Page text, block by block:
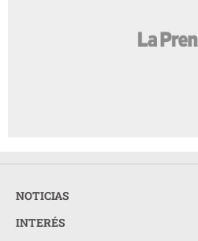
NOTICIAS
INTERÉS